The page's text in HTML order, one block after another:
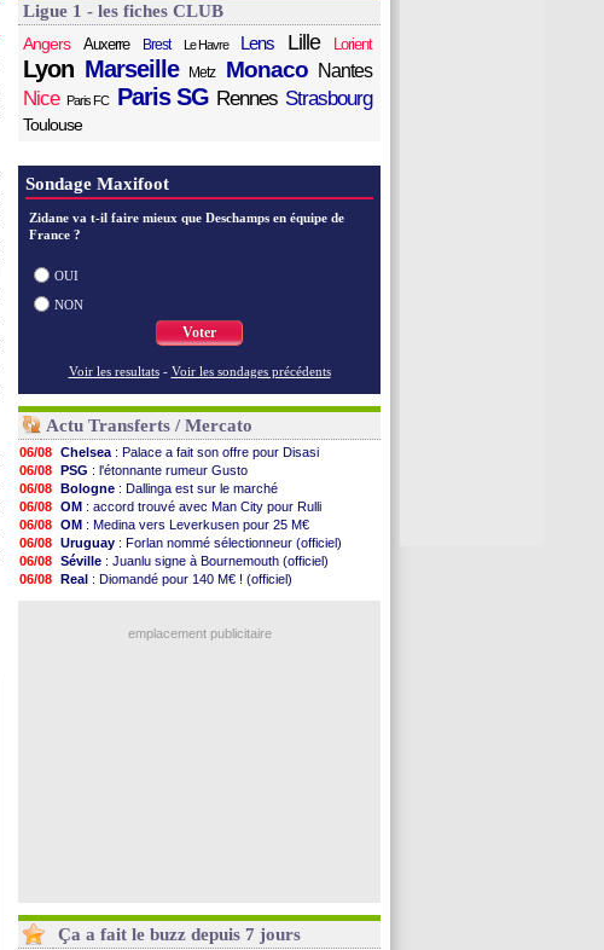
Ligue 1 - les fiches CLUB
Angers
Auxerre Brest Le Havre Lens Lille Lorient
Lyon Marseille Metz Monaco Nantes
Nice Paris FC Paris SG Rennes Strasbourg
Toulouse
Sondage Maxifoot
Zidane va t-il faire mieux que Deschamps en équipe de
France ?
OUI
NON
Voter
Voir les resultats - Voir les sondages précédents
Actu Transferts / Mercato
06/08 Chelsea : Palace a fait son offre pour Disasi
06/08 PSG : l'étonnante rumeur Gusto
06/08 Bologne : Dallinga est sur le marché
06/08 OM : accord trouvé avec Man City pour Rulli
06/08 OM : Medina vers Leverkusen pour 25 M€
06/08 Uruguay : Forlan nommé sélectionneur (officiel)
06/08 Séville : Juanlu signe à Bournemouth (officiel)
06/08 Real : Diomandé pour 140 M€ ! (officiel)
Aston Villa: Liverpool cible aussi Konsa
emplacement publicitaire
Ça a fait le buzz depuis 7 jours